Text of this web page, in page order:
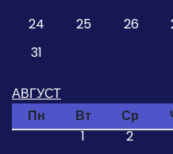
24
25 26
31
АВГУСТ
Пн
Вт Ср
1
2